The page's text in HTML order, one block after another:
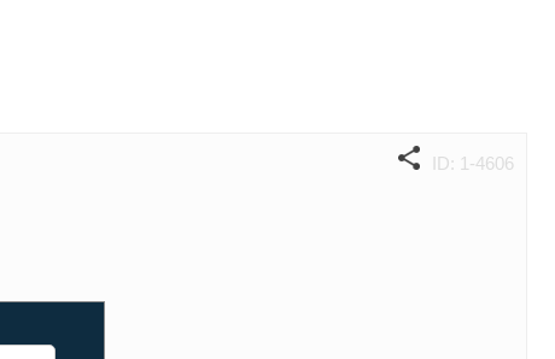
ID: 1-4606